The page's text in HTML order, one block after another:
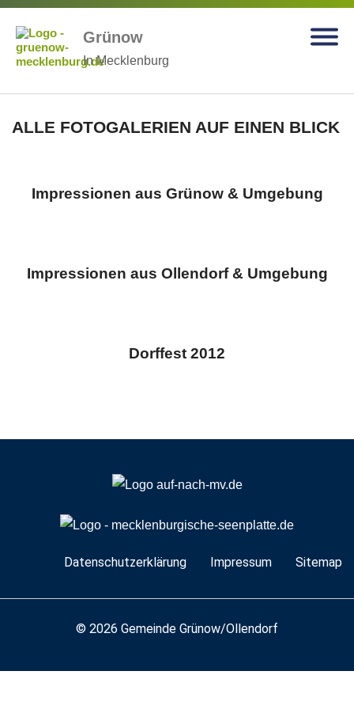
Grünow
In Mecklenburg
ALLE FOTOGALERIEN AUF EINEN BLICK
Impressionen aus Grünow & Umgebung
Impressionen aus Ollendorf & Umgebung
Dorffest 2012
Navigation
Datenschutzerklärung Impressum Sitemap
© 2026 Gemeinde Grünow/Ollendorf